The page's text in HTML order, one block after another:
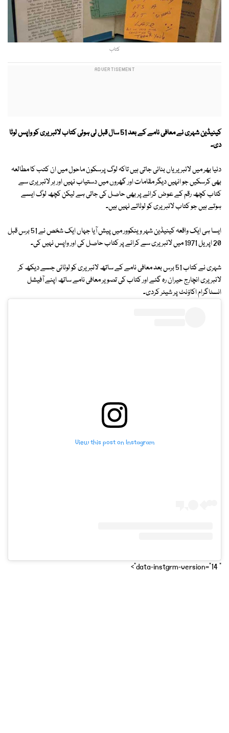
کتاب
کینیڈین شہری نے معافی نامے کے بعد 51 سال قبل لی ہوئی کتاب لائبریری کو واپس لوٹا
دی۔
دنیا بھر میں لائبریریاں بنائی جاتی ہیں تاکہ لوگ پرسکون ماحول میں ان کتب کا مطالعہ
بھی کرسکیں جو انہیں دیگر مقامات اور گھروں میں دستیاب نہیں اور ہر لائبریری سے
کتاب کچھ رقم کے عوض کرائے پر بھی حاصل کی جاتی ہے لیکن کچھ لوگ ایسے
ہوتے ہیں جو کتاب لائبریری کو لوٹاتے نہیں ہیں۔
ایسا ہی ایک واقعہ کینیڈین شہر وینکوور میں پیش آیا جہاں ایک شخص نے 51 برس قبل
20 اپریل 1971 میں لائبریری سے کرائے پر کتاب حاصل کی اور واپس نہیں کی۔
شہری نے کتاب 51 برس بعد معافی نامے کے ساتھ لائبریری کو لوٹائی جسے دیکھ کر
لائبریری انچارج حیران رہ گئے اور کتاب کی تصویر معافی نامے ساتھ اپنے آفیشل
انسٹاگرام اکاؤنٹ پر شیئر کردی۔
View this post on Instagram
" data-instgrm-version="14">